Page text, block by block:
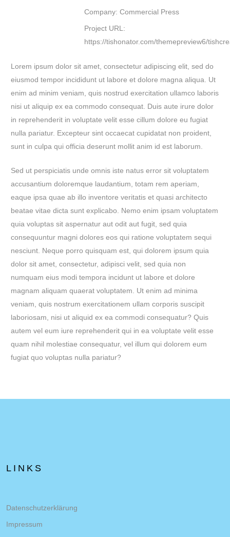
Company: Commercial Press
Project URL:
https://tishonator.com/themepreview6/
Lorem ipsum dolor sit amet, consectetur adipiscing elit, sed do
eiusmod tempor incididunt ut labore et dolore magna aliqua. Ut
enim ad minim veniam, quis nostrud exercitation ullamco laboris
nisi ut aliquip ex ea commodo consequat. Duis aute irure dolor
in reprehenderit in voluptate velit esse cillum dolore eu fugiat
nulla pariatur. Excepteur sint occaecat cupidatat non proident,
sunt in culpa qui officia deserunt mollit anim id est laborum.
Sed ut perspiciatis unde omnis iste natus error sit voluptatem
accusantium doloremque laudantium, totam rem aperiam,
eaque ipsa quae ab illo inventore veritatis et quasi architecto
beatae vitae dicta sunt explicabo. Nemo enim ipsam voluptatem
quia voluptas sit aspernatur aut odit aut fugit, sed quia
consequuntur magni dolores eos qui ratione voluptatem sequi
nesciunt. Neque porro quisquam est, qui dolorem ipsum quia
dolor sit amet, consectetur, adipisci velit, sed quia non
numquam eius modi tempora incidunt ut labore et dolore
magnam aliquam quaerat voluptatem. Ut enim ad minima
veniam, quis nostrum exercitationem ullam corporis suscipit
laboriosam, nisi ut aliquid ex ea commodi consequatur? Quis
autem vel eum iure reprehenderit qui in ea voluptate velit esse
quam nihil molestiae consequatur, vel illum qui dolorem eum
fugiat quo voluptas nulla pariatur?
LINKS
Datenschutzerklärung
Impressum